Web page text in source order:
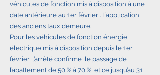
véhicules de fonction mis à disposition à une
date antérieure au 1er février . L’application
des anciens taux demeure.
Pour les véhicules de fonction énergie
électrique mis à disposition depuis le 1er
février, l’arrêté confirme le passage de
l’abattement de 50 % à 70 %, et ce jusqu’au 31